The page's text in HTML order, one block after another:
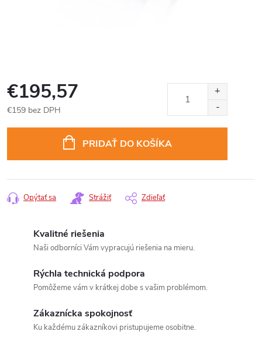
€195,57
€159 bez DPH
PRIDAŤ DO KOŠÍKA
Opýtať sa Strážiť Zdieľať
Kvalitné riešenia
Naši odborníci Vám vypracujú riešenia na mieru.
Rýchla technická podpora
Pomôžeme vám v krátkej dobe s vašim problémom.
Zákaznícka spokojnosť
Ku každému zákazníkovi pristupujeme osobitne.